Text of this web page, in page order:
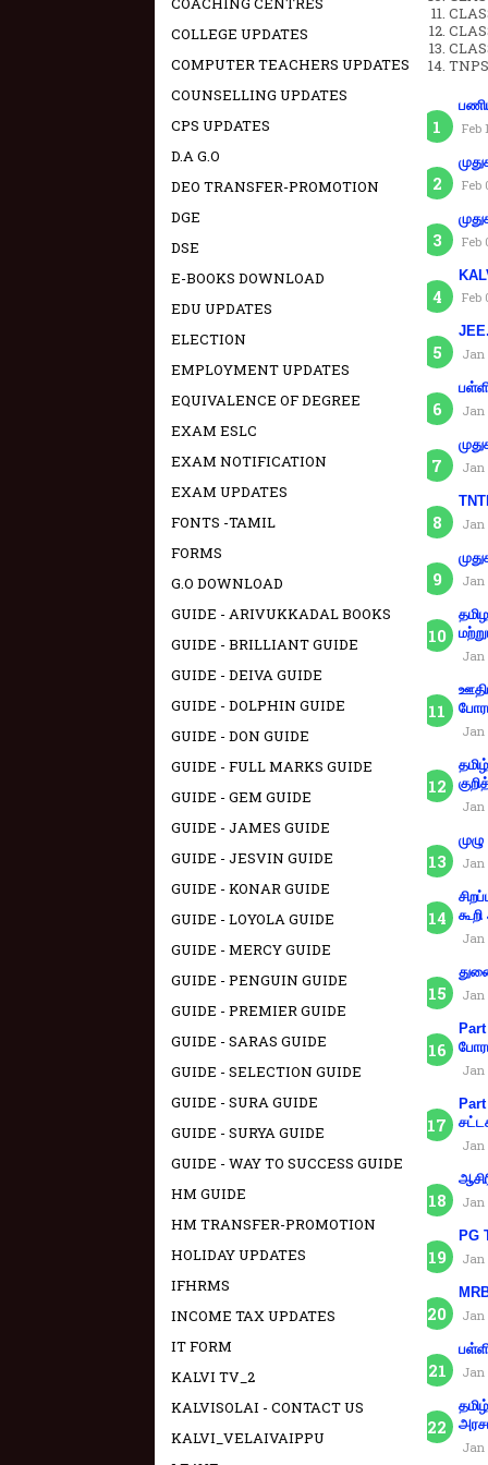
Feb
Feb
Feb
Feb
Jan
Jan
Jan
Jan
Jan
Jan
Jan
Jan
Jan
Jan
Jan
Jan
Jan
Jan
PG
Jan
Jan
Jan
Jan
COLLEGE UPDATES
COMPUTER TEACHERS UPDATES
COUNSELLING UPDATES
CPS UPDATES
D.A G.O
DEO TRANSFER-PROMOTION
DGE
DSE
E-BOOKS DOWNLOAD
EDU UPDATES
ELECTION
EMPLOYMENT UPDATES
EQUIVALENCE OF DEGREE
EXAM ESLC
EXAM NOTIFICATION
EXAM UPDATES
FONTS -TAMIL
FORMS
G.O DOWNLOAD
GUIDE - ARIVUKKADAL BOOKS
GUIDE - BRILLIANT GUIDE
GUIDE - DEIVA GUIDE
GUIDE - DOLPHIN GUIDE
GUIDE - DON GUIDE
GUIDE - FULL MARKS GUIDE
GUIDE - GEM GUIDE
GUIDE - JAMES GUIDE
GUIDE - JESVIN GUIDE
GUIDE - KONAR GUIDE
GUIDE - LOYOLA GUIDE
GUIDE - MERCY GUIDE
GUIDE - PENGUIN GUIDE
GUIDE - PREMIER GUIDE
GUIDE - SARAS GUIDE
GUIDE - SELECTION GUIDE
GUIDE - SURA GUIDE
GUIDE - SURYA GUIDE
GUIDE - WAY TO SUCCESS GUIDE
HM GUIDE
HM TRANSFER-PROMOTION
HOLIDAY UPDATES
IFHRMS
INCOME TAX UPDATES
IT FORM
KALVI TV_2
KALVISOLAI - CONTACT US
KALVI_VELAIVAIPPU